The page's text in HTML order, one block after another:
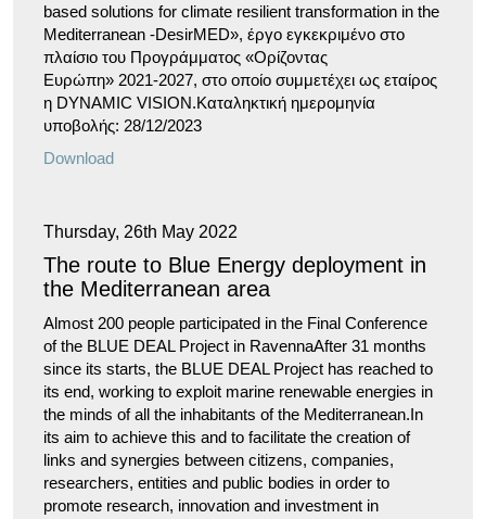
based solutions for climate resilient transformation in the
Mediterranean -DesirMED», έργο εγκεκριμένο στο
πλαίσιο του Προγράμματος «Ορίζοντας
Ευρώπη» 2021-2027, στo οποίο συμμετέχει ως εταίρος
η DYNAMIC VISION.Καταληκτική ημερομηνία
υποβολής: 28/12/2023
Download
Thursday, 26th May 2022
The route to Blue Energy deployment in
the Mediterranean area
Almost 200 people participated in the Final Conference
of the BLUE DEAL Project in RavennaAfter 31 months
since its starts, the BLUE DEAL Project has reached to
its end, working to exploit marine renewable energies in
the minds of all the inhabitants of the Mediterranean.In
its aim to achieve this and to facilitate the creation of
links and synergies between citizens, companies,
researchers, entities and public bodies in order to
promote research, innovation and investment in